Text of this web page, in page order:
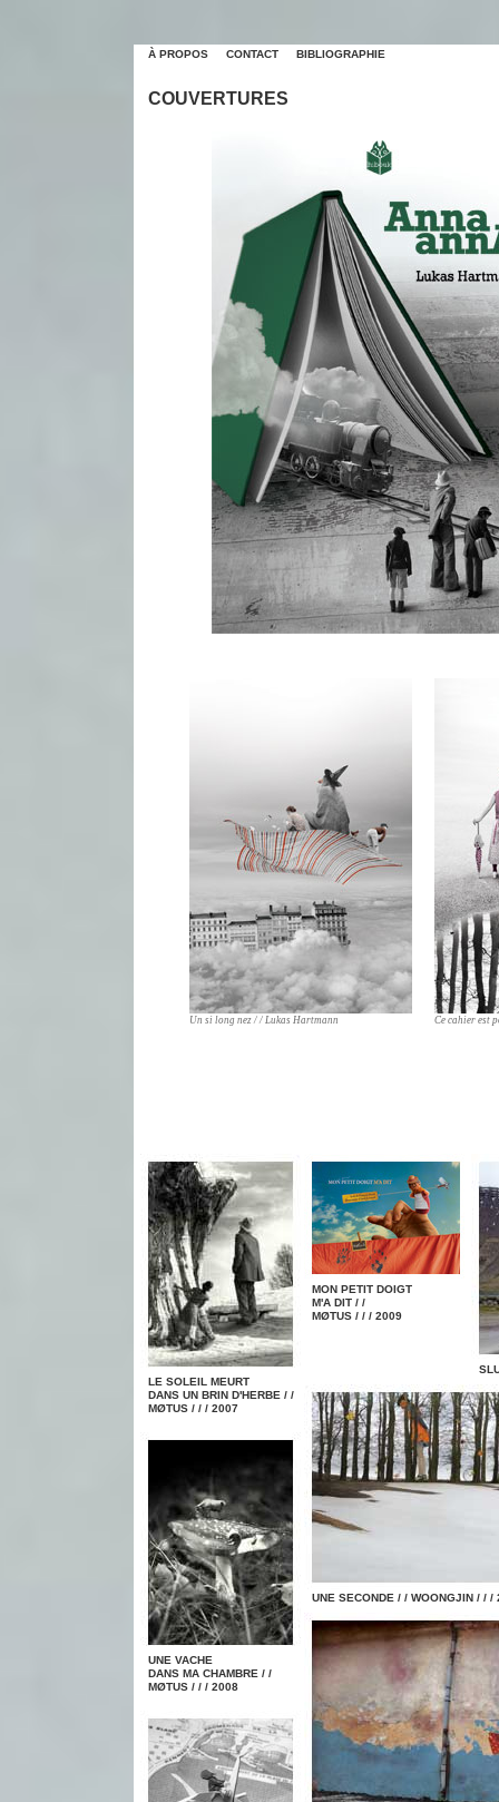
À PROPOS CONTACT BIBLIOGRAPHIE
COUVERTURES
Un si long nez / / Lukas Hartmann Ce cahier est
LE SOLEIL MEURT
DANS UN BRIN D'HERBE / /
MØTUS / / / 2007
UNE VACHE
DANS MA CHAMBRE / /
MØTUS / / / 2008
MON PETIT DOIGT
M'A DIT / /
MØTUS / / / 2009
UNE SECONDE / / WOONGJIN / / /